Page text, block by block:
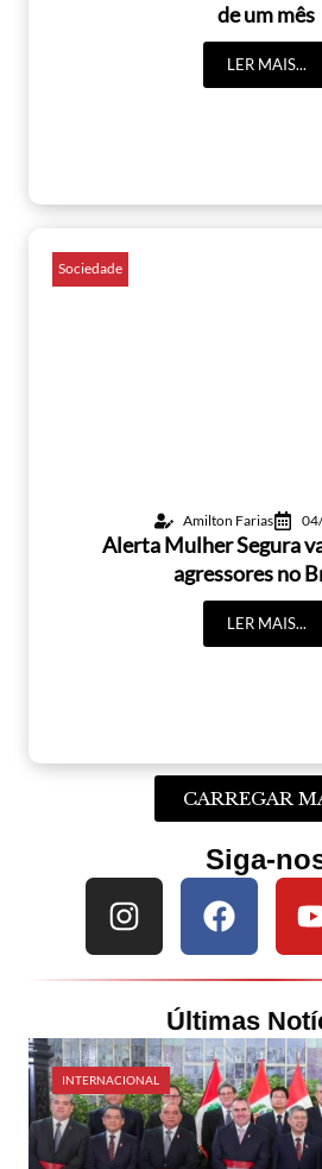
de um mês
LER MAIS...
Sociedade
Amilton Farias
Alerta Mulher Segura
agressores no
LER MAIS...
CARREGAR
Siga-
Últimas
INTERNACIONAL